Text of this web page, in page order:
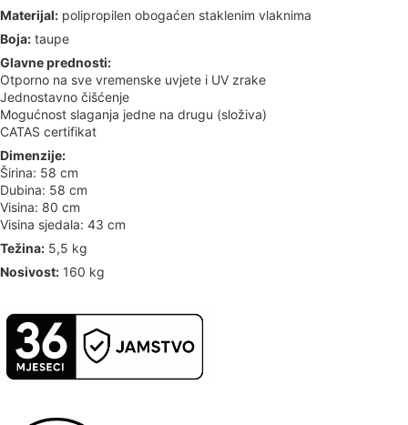
Materijal: polipropilen obogaćen staklenim vlaknima
Boja: taupe
Glavne prednosti:
Otporno na sve vremenske uvjete i UV zrake
Jednostavno čišćenje
Mogućnost slaganja jedne na drugu (složiva)
CATAS certifikat
Dimenzije:
Širina: 58 cm
Dubina: 58 cm
Visina: 80 cm
Visina sjedala: 43 cm
Težina: 5,5 kg
Nosivost: 160 kg